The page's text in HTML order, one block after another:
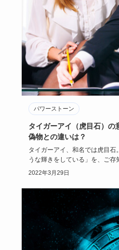
パワーストーン
タイガーアイ（虎目石）の
偽物との違いは？
タイガーアイ、和名では虎目石
うな輝きをしている」を、ご存
ガーアイ（虎目…
2022年3月29日